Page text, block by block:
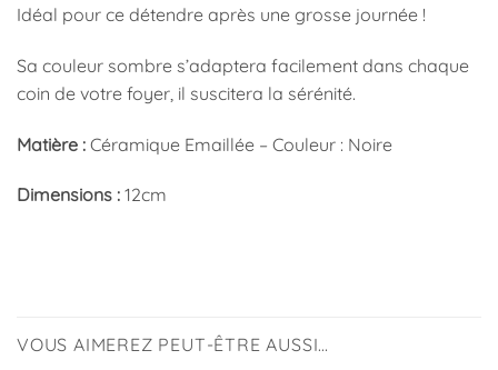
Idéal pour ce détendre après une grosse journée !
Sa couleur sombre s’adaptera facilement dans chaque
coin de votre foyer, il suscitera la sérénité.
Matière : Céramique Emaillée – Couleur : Noire
Dimensions : 12cm
VOUS AIMEREZ PEUT-ÊTRE AUSSI…